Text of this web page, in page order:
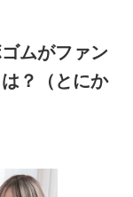
ムがファン
？（とにか